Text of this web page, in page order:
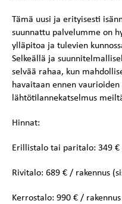
Tämä uusi ja erityisesti
suunnattu palvelumme on
ylläpitoa ja tulevien
Selkeällä ja
selvää rahaa, kun
havaitaan ennen
lähtötilannekatselmus
Hinnat:
Erillistalo tai paritalo: 349 €
Rivitalo: 689 € / rakennus
Kerrostalo: 990 € /